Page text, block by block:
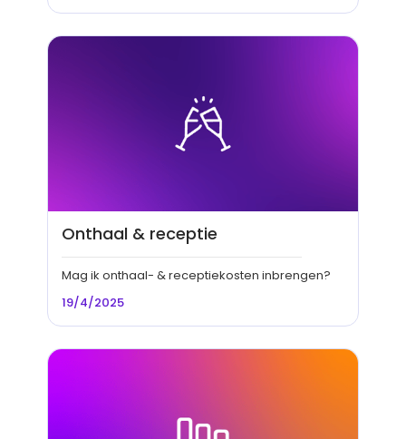
Onthaal & receptie
Mag ik onthaal- & receptiekosten inbrengen?
19/4/2025